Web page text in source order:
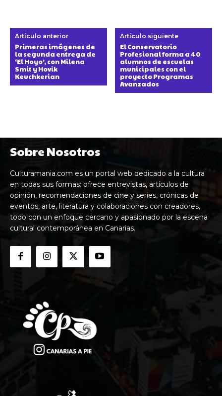
Artículo anterior
Primeras imágenes de
la segunda entrega de
‘El Hoyo’, con Milena
Smit y Hovik
Keuchkerian
Artículo siguiente
El Conservatorio
Profesional forma a 40
alumnos de escuelas
municipales con el
proyecto Programas
Avanzados
Sobre Nosotros
Culturamania.com es un portal web dedicado a la cultura
en todas sus formas: ofrece entrevistas, artículos de
opinión, recomendaciones de cine y series, crónicas de
eventos, arte, literatura y colaboraciones con creadores,
todo con un enfoque cercano y apasionado por la escena
cultural contemporánea en Canarias.